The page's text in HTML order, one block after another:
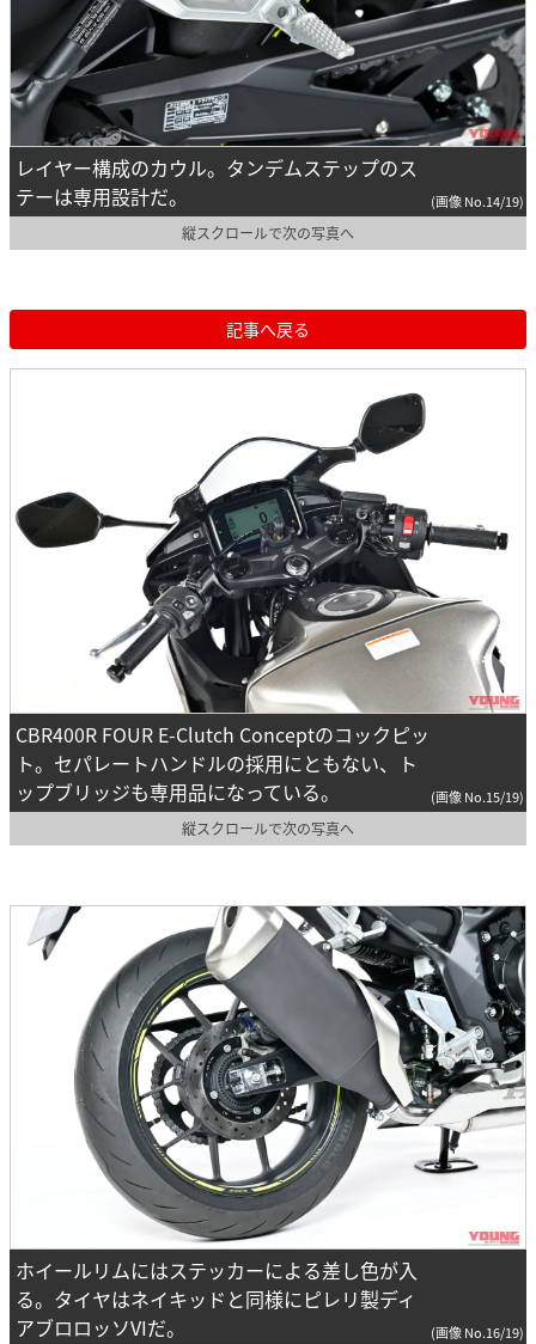
レイヤー構成のカウル。タンデムステップのス
テーは専用設計だ。
(画像 No.14/19)
縦スクロールで次の写真へ
記事へ戻る
CBR400R FOUR E-Clutch Conceptのコックピッ
ト。セパレートハンドルの採用にともない、ト
ップブリッジも専用品になっている。
(画像 No.15/19)
縦スクロールで次の写真へ
ホイールリムにはステッカーによる差し色が入
る。タイヤはネイキッドと同様にピレリ製ディ
アブロロッソVIだ。
(画像 No.16/19)